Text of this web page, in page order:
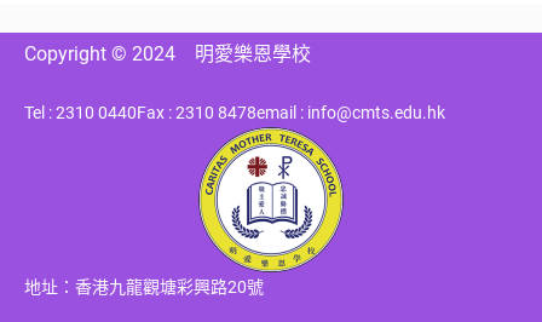
Copyright © 2024 明愛樂恩學校
Tel : 2310 0440Fax : 2310 8478email : info@cmts.edu.hk
地址：香港九龍觀塘彩興路20號